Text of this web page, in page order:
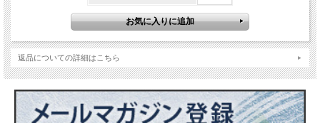
返品についての詳細はこちら